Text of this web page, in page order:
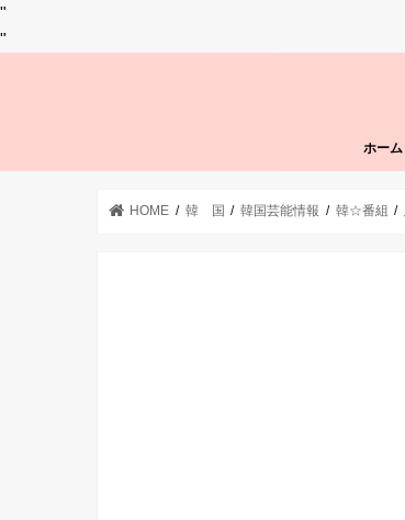
"
"
ホーム
HOME 韓 国 韓国芸能情報 韓☆番組